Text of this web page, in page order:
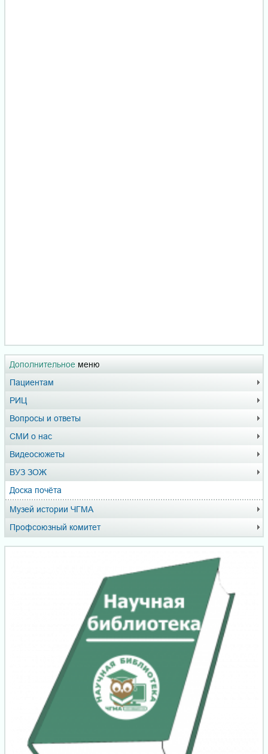
Дополнительное меню
Пациентам
РИЦ
Вопросы и ответы
СМИ о нас
Видеосюжеты
ВУЗ ЗОЖ
Доска почёта
Музей истории ЧГМА
Профсоюзный комитет